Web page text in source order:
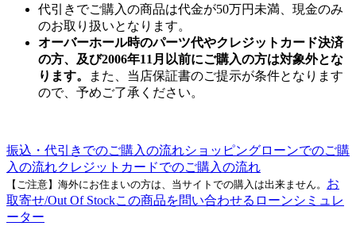
代引きでご購入の商品は代金が50万円未満、現金のみ
のお取り扱いとなります。
オーバーホール時のパーツ代やクレジットカード決済
の方、及び2006年11月以前にご購入の方は対象外とな
ります。
また、当店保証書のご提示が条件となります
ので、予めご了承ください。
振込・代引きでのご購入の流れショッピングローンでのご購
入の流れクレジットカードでのご購入の流れ
【ご注意】海外にお住まいの方は、当サイトでの購入は出来ません。 お
取寄せ/Out Of Stockこの商品を問い合わせる ローンシミュレ
ーター